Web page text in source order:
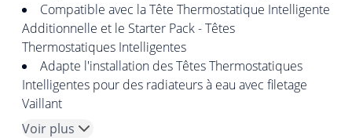
Compatible avec la Tête Thermostatique Intelligente
Additionnelle et le Starter Pack - Têtes
Thermostatiques Intelligentes
Adapte l'installation des Têtes Thermostatiques
Intelligentes pour des radiateurs à eau avec filetage
Vaillant
Voir plus